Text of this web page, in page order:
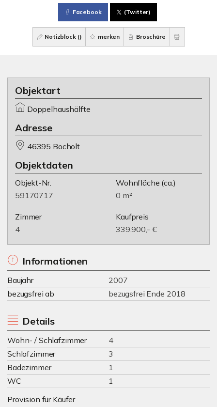
Facebook (Twitter)
Notizblock () merken Broschüre
Objektart
Doppelhaushälfte
Adresse
46395 Bocholt
Objektdaten
Objekt-Nr.
59170717
Wohnfläche (ca.)
0 m²
Zimmer
4
Kaufpreis
339.900,- €
Informationen
Baujahr
2007
bezugsfrei ab
bezugsfrei Ende 2018
Details
Wohn- / Schlafzimmer
4
Schlafzimmer
3
Badezimmer
1
WC
1
Provision für Käufer